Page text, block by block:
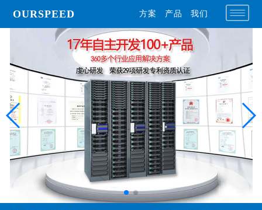
OURSPEED 方案 产品 我们